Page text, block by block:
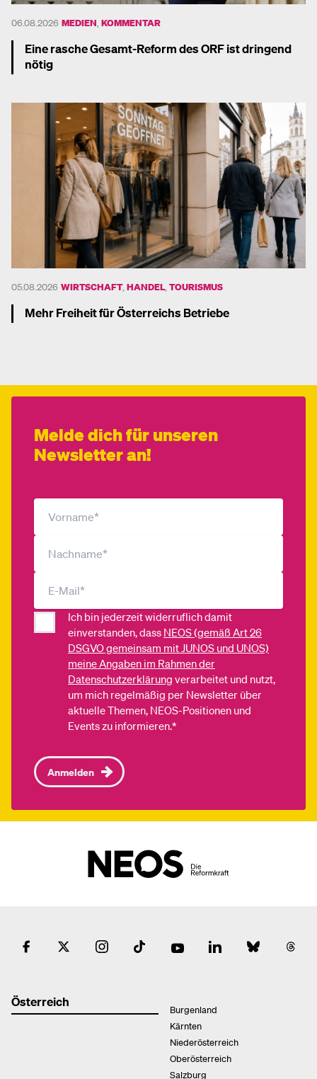
06.08.2026 MEDIEN KOMMENTAR
Eine rasche Gesamt-Reform des ORF ist dringend
nötig
05.08.2026 WIRTSCHAFT, HANDEL, TOURISMUS
Mehr Freiheit für Österreichs Betriebe
Melde dich für unseren
Newsletter an!
Ich bin jederzeit widerruflich damit
einverstanden, dass NEOS (gemäß Art 26
DSGVO gemeinsam mit JUNOS und UNOS)
meine Angaben im Rahmen der
Datenschutzerklärung verarbeitet und nutzt,
um mich regelmäßig per Newsletter über
aktuelle Themen, NEOS-Positionen und
Events zu informieren.*
Anmelden
Österreich
Burgenland
Kärnten
Niederösterreich
Oberösterreich
Salzburg